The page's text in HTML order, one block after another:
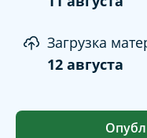
Загрузка
12 августа